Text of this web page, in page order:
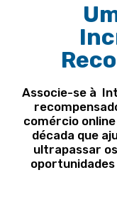
Associe-se à
comércio online
década que
ultrapassar